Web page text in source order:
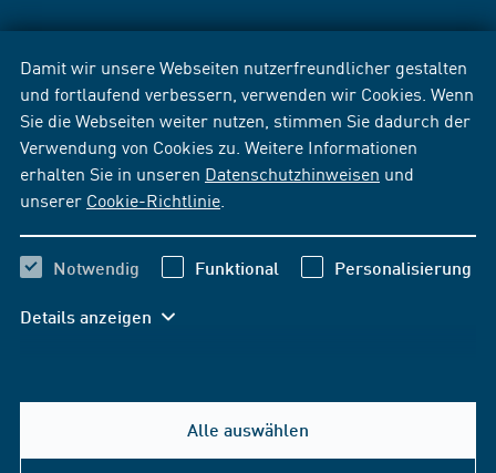
Damit wir unsere Webseiten nutzerfreundlicher gestalten
und fortlaufend verbessern, verwenden wir Cookies. Wenn
Sie die Webseiten weiter nutzen, stimmen Sie dadurch der
Verwendung von Cookies zu. Weitere Informationen
erhalten Sie in unseren Datenschutzhinweisen und
unserer Cookie-Richtlinie
Notwendig Funktional Personalisierung
Details anzeigen
Alle auswählen